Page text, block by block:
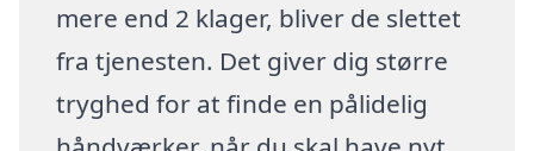
mere end 2 klager, bliver de slettet
fra tjenesten. Det giver dig større
tryghed for at finde en pålidelig